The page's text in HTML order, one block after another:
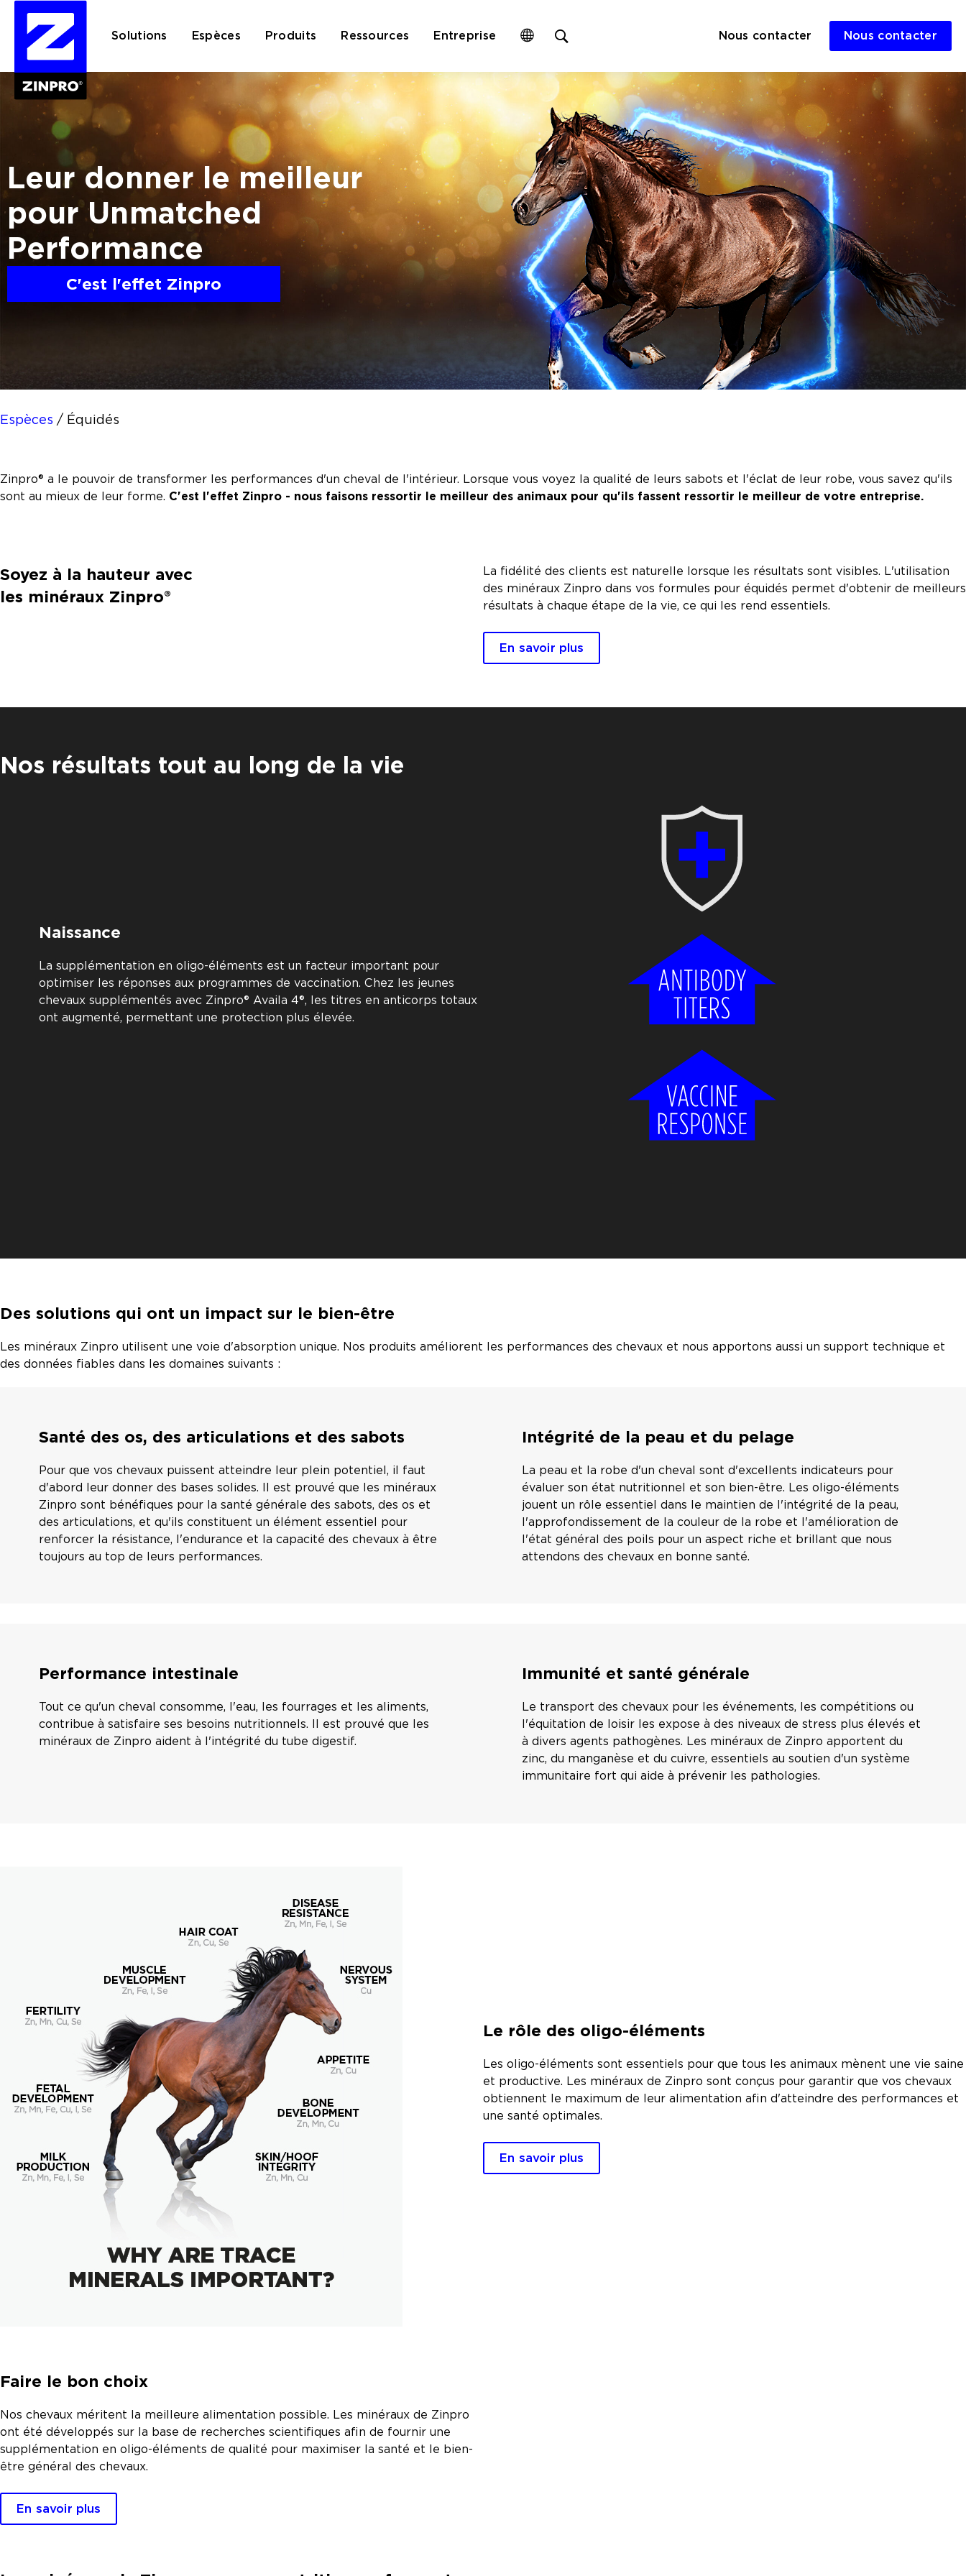
Solutions Espèces Produits Ressources Entreprise
search
form
Nous contacter Nous contacter
Rechercher :
Leur donner le meilleur
pour Unmatched
Performance
C'est l'effet Zinpro
Espèces / Équidés
Zinpro® a le pouvoir de transformer les performances d'un cheval de l'intérieur. Lorsque vous voyez la qualité de leurs sabots et l'éclat de leur robe, vous savez qu'ils
sont au mieux de leur forme. C'est l'effet Zinpro - nous faisons ressortir le meilleur des animaux pour qu'ils fassent ressortir le meilleur de votre entreprise.
Soyez à la hauteur avec
les minéraux Zinpro®
La fidélité des clients est naturelle lorsque les résultats sont visibles. L'utilisation
des minéraux Zinpro dans vos formules pour équidés permet d'obtenir de meilleurs
résultats à chaque étape de la vie, ce qui les rend essentiels.
En savoir plus
Nos résultats tout au long de la vie
Naissance
La supplémentation en oligo-éléments est un facteur important pour
optimiser les réponses aux programmes de vaccination. Chez les jeunes
chevaux supplémentés avec Zinpro® Availa 4®, les titres en anticorps totaux
ont augmenté, permettant une protection plus élevée.
Des solutions qui ont un impact sur le bien-être
Les minéraux Zinpro utilisent une voie d'absorption unique. Nos produits améliorent les performances des chevaux et nous apportons aussi un support technique et
des données fiables dans les domaines suivants :
Santé des os, des articulations et des sabots
Pour que vos chevaux puissent atteindre leur plein potentiel, il faut
d'abord leur donner des bases solides. Il est prouvé que les minéraux
Zinpro sont bénéfiques pour la santé générale des sabots, des os et
des articulations, et qu'ils constituent un élément essentiel pour
renforcer la résistance, l'endurance et la capacité des chevaux à être
toujours au top de leurs performances.
Intégrité de la peau et du pelage
La peau et la robe d'un cheval sont d'excellents indicateurs pour
évaluer son état nutritionnel et son bien-être. Les oligo-éléments
jouent un rôle essentiel dans le maintien de l'intégrité de la peau,
l'approfondissement de la couleur de la robe et l'amélioration de
l'état général des poils pour un aspect riche et brillant que nous
attendons des chevaux en bonne santé.
Performance intestinale
Tout ce qu'un cheval consomme, l'eau, les fourrages et les aliments,
contribue à satisfaire ses besoins nutritionnels. Il est prouvé que les
minéraux de Zinpro aident à l'intégrité du tube digestif.
Immunité et santé générale
Le transport des chevaux pour les événements, les compétitions ou
l'équitation de loisir les expose à des niveaux de stress plus élevés et
à divers agents pathogènes. Les minéraux de Zinpro apportent du
zinc, du manganèse et du cuivre, essentiels au soutien d'un système
immunitaire fort qui aide à prévenir les pathologies.
Le rôle des oligo-éléments
Les oligo-éléments sont essentiels pour que tous les animaux mènent une vie saine
et productive. Les minéraux de Zinpro sont conçus pour garantir que vos chevaux
obtiennent le maximum de leur alimentation afin d'atteindre des performances et
une santé optimales.
En savoir plus
Faire le bon choix
Nos chevaux méritent la meilleure alimentation possible. Les minéraux de Zinpro
ont été développés sur la base de recherches scientifiques afin de fournir une
supplémentation en oligo-éléments de qualité pour maximiser la santé et le bien-
être général des chevaux.
En savoir plus